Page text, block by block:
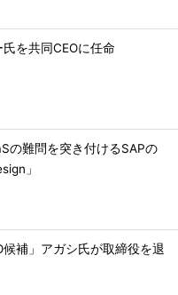
を共同CEOに任命
の難問を突き付けるSAPの
」
候補」アガシ氏が取締役を退